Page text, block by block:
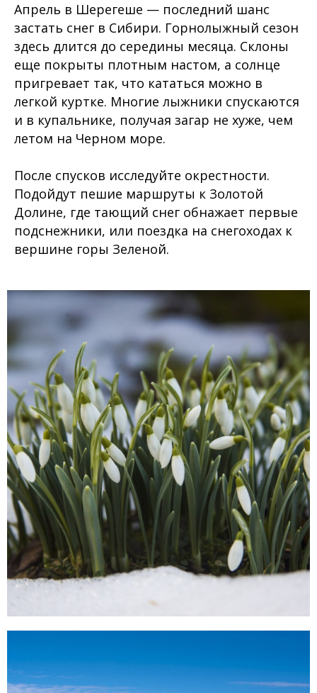
Апрель в Шерегеше — последний шанс
застать снег в Сибири. Горнолыжный сезон
здесь длится до середины месяца. Склоны
еще покрыты плотным настом, а солнце
пригревает так, что кататься можно в
легкой куртке. Многие лыжники спускаются
и в купальнике, получая загар не хуже, чем
летом на Черном море.
После спусков исследуйте окрестности.
Подойдут пешие маршруты к Золотой
Долине, где тающий снег обнажает первые
подснежники, или поездка на снегоходах к
вершине горы Зеленой.